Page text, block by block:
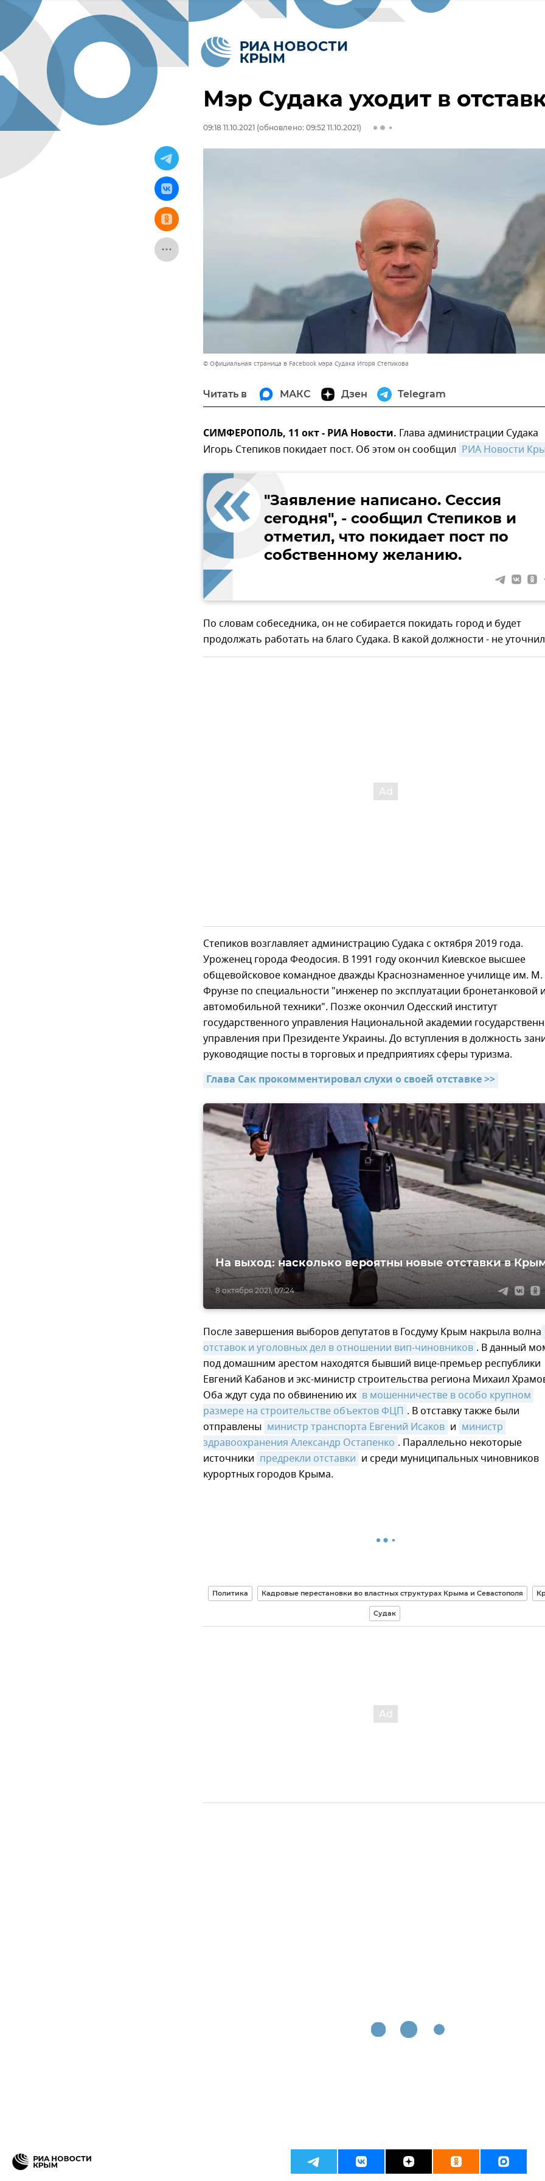
Мэр Судака уходит в
09:18 11.10.2021 (обновлено: 09:52 11.10.2021)
© Официальная страница в Facebook мэра Судака Игоря Степикова
Читать в МАКС Дзен Telegram
СИМФЕРОПОЛЬ, 11 окт - РИА Новости. Глава администрации Судака
Игорь Степиков покидает пост. Об этом он сообщил РИА Новости
"Заявление написано. Сессия
сегодня", - сообщил Степиков и
отметил, что покидает пост по
собственному желанию.
По словам собеседника, он не собирается покидать город и будет
продолжать работать на благо Судака. В какой должности - не
Степиков возглавляет администрацию Судака с октября 2019 года.
Уроженец города Феодосия. В 1991 году окончил Киевское высшее
общевойсковое командное дважды Краснознаменное училище им. М.
Фрунзе по специальности "инженер по эксплуатации бронетанковой
автомобильной техники". Позже окончил Одесский институт
государственного управления Национальной академии
управления при Президенте Украины. До вступления в должность
руководящие посты в торговых и предприятиях сферы туризма.
Глава Сак прокомментировал слухи о своей отставке >>
8 октября 2021, 07:24
На выход: насколько вероятны новые отставки в
После завершения выборов депутатов в Госдуму Крым накрыла волна
отставок и уголовных дел в отношении вип-чиновников . В данный
под домашним арестом находятся бывший вице-премьер республики
Евгений Кабанов и экс-министр строительства региона Михаил
Оба ждут суда по обвинению их в мошенничестве в особо крупном
размере на строительстве объектов ФЦП . В отставку также были
отправлены министр транспорта Евгений Исаков и министр
здравоохранения Александр Остапенко . Параллельно некоторые
источники предрекли отставки и среди муниципальных чиновников
курортных городов Крыма.
Политика Кадровые перестановки во властных структурах Крыма и Севастополя
Судак